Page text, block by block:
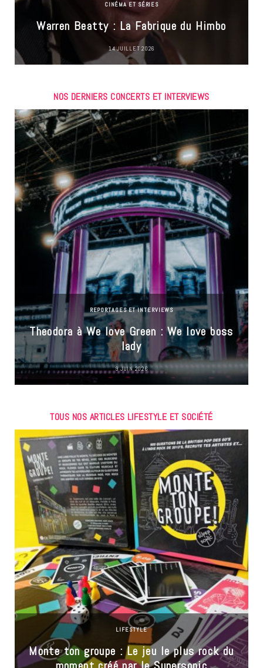
CINÉMA ET SÉRIES
Warren Beatty : La Fabrique du Himbo
14 JUILLET 2026
NOS DERNIERS CONCERTS ET INTERVIEWS
REPORTAGES ET INTERVIEWS
Theodora à We love Green : We love boss
lady
9 JUIN 2026
TOUS NOS ARTICLES LIFESTYLE ET SOCIÉTÉ
LIFESTYLE
Monte ton groupe : Le jeu le plus rock du